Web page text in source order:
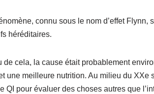
connu sous le nom d’effet Flynn,
héréditaires.
de cela, la cause était probablement
une meilleure nutrition. Au milieu du XXe
QI pour évaluer des choses autres que